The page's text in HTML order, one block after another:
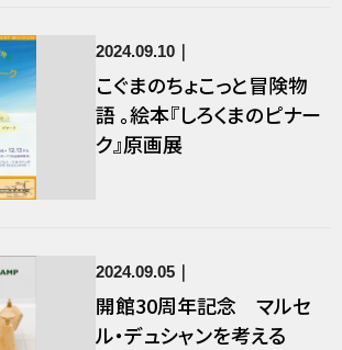
2024.09.10
こぐまのちょこっと冒険物
語 。絵本『しろくまのピナー
ク』原画展
2024.09.05
開館30周年記念 マルセ
ル・デュシャンを考える